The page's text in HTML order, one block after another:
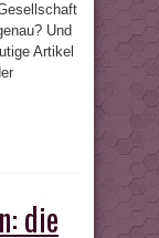
Und
Artikel
die